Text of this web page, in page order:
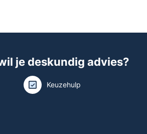
je deskundig advies?
Keuzehulp